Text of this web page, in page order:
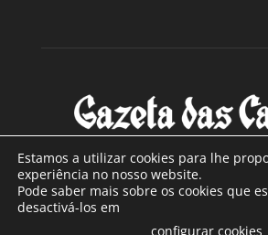
SOBRE NÓS
Estamos a utilizar cookies para lhe
experiência no nosso website.
Pode saber mais sobre os cookies que
desactivá-los em
configurar cookies